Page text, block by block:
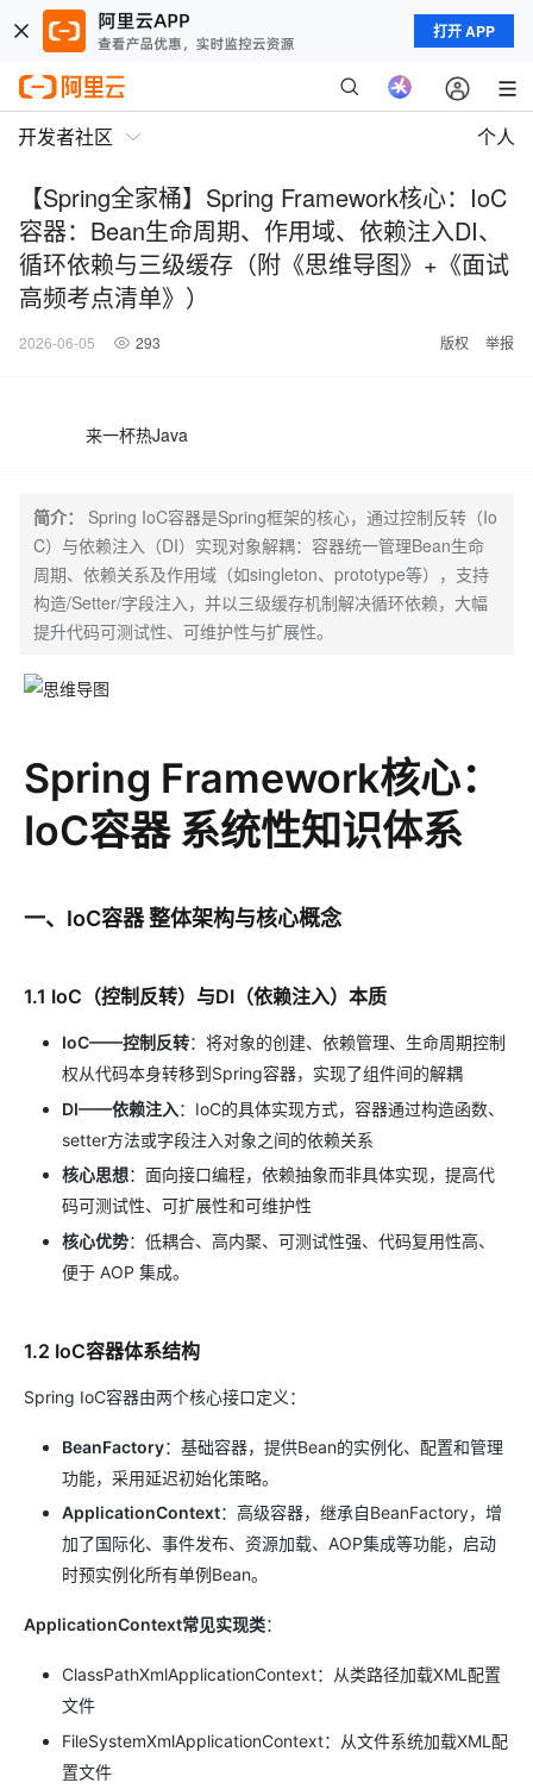
打开 APP
开发者社区 个人
【Spring全家桶】Spring Framework核心：IoC
容器：Bean生命周期、作用域、依赖注入DI、
循环依赖与三级缓存（附《思维导图》+《面试
高频考点清单》）
2026-06-05 293 版权 举报
来一杯热Java
简介：
Spring IoC容器是Spring框架的核心，通过控制反转（Io
C）与依赖注入（DI）实现对象解耦：容器统一管理Bean生命
周期、依赖关系及作用域（如singleton、prototype等），支持
构造/Setter/字段注入，并以三级缓存机制解决循环依赖，大幅
提升代码可测试性、可维护性与扩展性。
Spring Framework核心：
IoC容器 系统性知识体系
一、IoC容器 整体架构与核心概念
1.1 IoC（控制反转）与DI（依赖注入）本质
IoC——控制反转：将对象的创建、依赖管理、生命周期控制
权从代码本身转移到Spring容器，实现了组件间的解耦
DI——依赖注入：IoC的具体实现方式，容器通过构造函数、
setter方法或字段注入对象之间的依赖关系
核心思想：面向接口编程，依赖抽象而非具体实现，提高代
码可测试性、可扩展性和可维护性
核心优势：低耦合、高内聚、可测试性强、代码复用性高、
便于 AOP 集成。
1.2 IoC容器体系结构
Spring IoC容器由两个核心接口定义：
BeanFactory：基础容器，提供Bean的实例化、配置和管理
功能，采用延迟初始化策略。
ApplicationContext：高级容器，继承自BeanFactory，增
加了国际化、事件发布、资源加载、AOP集成等功能，启动
时预实例化所有单例Bean。
ApplicationContext常见实现类：
ClassPathXmlApplicationContext：从类路径加载XML配置
文件
FileSystemXmlApplicationContext：从文件系统加载XML配
置文件